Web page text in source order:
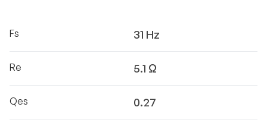
Fs 31 Hz
Re 5.1 Ω
Qes 0.27